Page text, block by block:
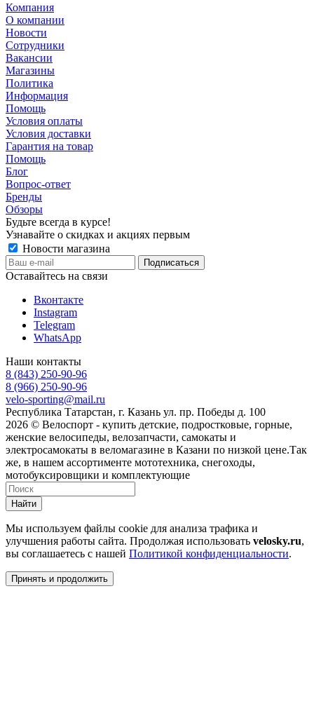
Компания
О компании
Новости
Сотрудники
Вакансии
Магазины
Политика
Информация
Помощь
Условия оплаты
Условия доставки
Гарантия на товар
Помощь
Блог
Вопрос-ответ
Бренды
Обзоры
Будьте всегда в курсе!
Узнавайте о скидках и акциях первым
Новости магазина
Оставайтесь на связи
Вконтакте
Instagram
Telegram
WhatsApp
Наши контакты
8 (843) 250-90-96
8 (966) 250-90-96
velo-sporting@mail.ru
Республика Татарстан, г. Казань ул. пр. Победы д. 100
2026 © Велоспорт - купить детские, подростковые, горные,
женские велосипеды, велозапчасти, самокаты и
электросамокаты в веломагазине в Казани по низкой цене.Так
же, в нашем ассортименте мототехника, снегоходы,
мотобуксировщики и комплектующие
Найти
Мы используем файлы cookie для анализа трафика и
улучшения работы сайта. Продолжая использовать velosky.ru,
вы соглашаетесь с нашей Политикой конфиденциальности.
Принять и продолжить